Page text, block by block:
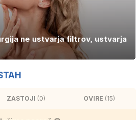
ne ustvarja filtrov, ustvarja
ZASTOJI (0) OVIRE (15)